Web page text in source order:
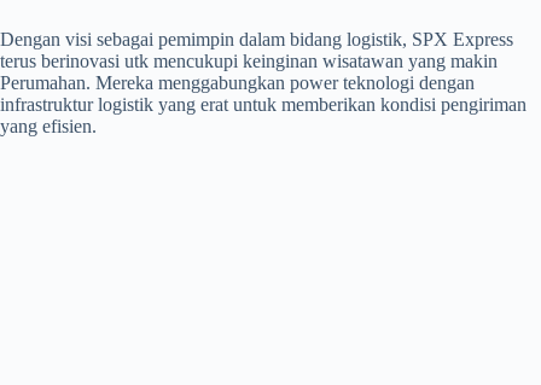
Dengan visi sebagai pemimpin dalam bidang logistik, SPX Express
terus berinovasi utk mencukupi keinginan wisatawan yang makin
Perumahan. Mereka menggabungkan power teknologi dengan
infrastruktur logistik yang erat untuk memberikan kondisi pengiriman
yang efisien.